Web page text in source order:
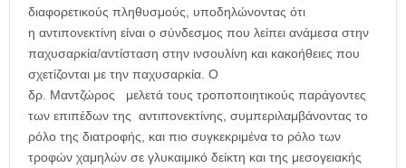
διαφορετικούς πληθυσμούς, υποδηλώνοντας ότι
η αντιπονεκτίνη είναι ο σύνδεσμος που λείπει ανάμεσα στην
παχυσαρκία/αντίσταση στην ινσουλίνη και κακοήθειες που
σχετίζονται με την παχυσαρκία. O
δρ. Μαντζώρος μελετά τους τροποποιητικούς παράγοντες
των επιπέδων της αντιπονεκτίνης, συμπεριλαμβάνοντας το
ρόλο της διατροφής, και πιο συγκεκριμένα το ρόλο των
τροφών χαμηλών σε γλυκαιμικό δείκτη και της μεσογειακής